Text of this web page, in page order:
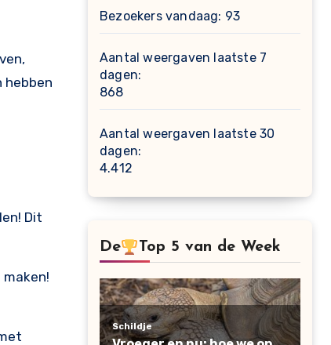
hebben
Dit
Bezoekers vandaag: 93
Aantal weergaven laatste 7
dagen:
868
Aantal weergaven laatste 30
dagen:
4.412
De Top 5 van de Week